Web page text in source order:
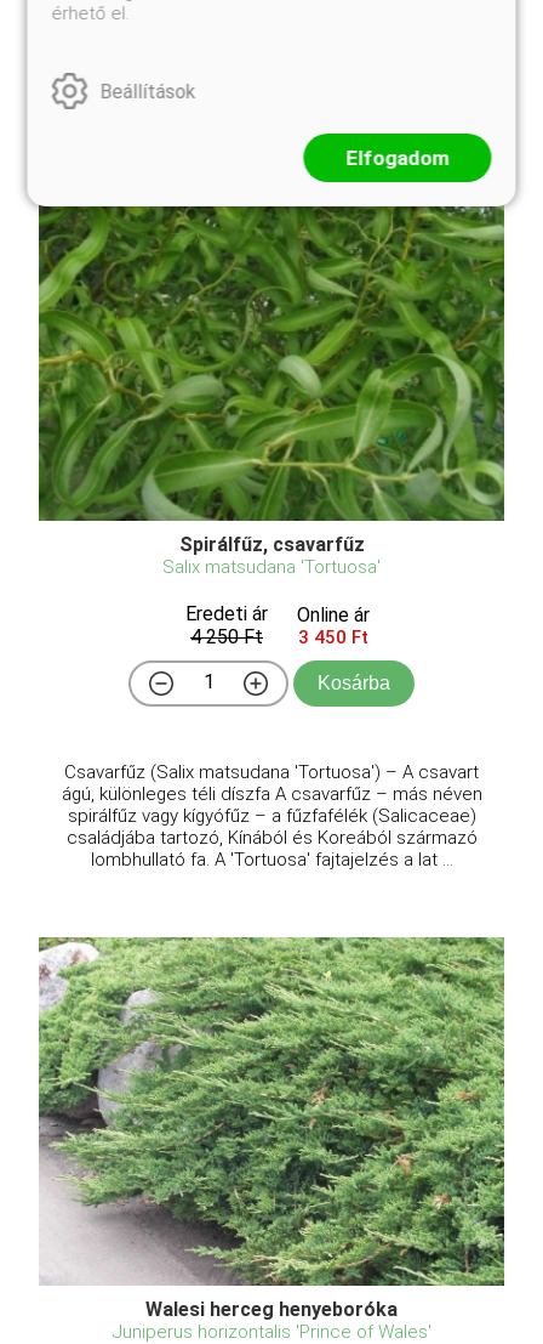
Spirálfűz, csavarfűz
Salix matsudana 'Tortuosa'
Eredeti ár
4 250 Ft
Online ár
3 450 Ft
Kosárba
Csavarfűz (Salix matsudana 'Tortuosa') – A csavart
ágú, különleges téli díszfa A csavarfűz – más néven
spirálfűz vagy kígyófűz – a fűzfafélék (Salicaceae)
családjába tartozó, Kínából és Koreából származó
lombhullató fa. A 'Tortuosa' fajtajelzés a lat ...
Walesi herceg henyeboróka
Juniperus horizontalis 'Prince of Wales'
érhető el.
Beállítások
Elfogadom